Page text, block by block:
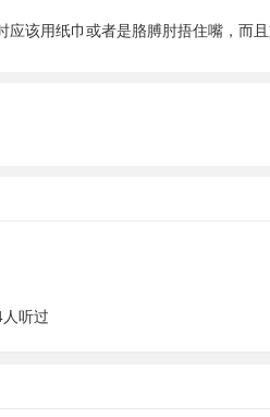
该用纸巾或者是胳膊肘捂住嘴，而
听过